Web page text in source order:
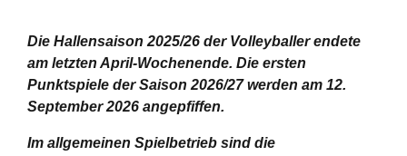
Die Hallensaison 2025/26 der Volleyballer endete
am letzten April-Wochenende. Die ersten
Punktspiele der Saison 2026/27 werden am 12.
September 2026 angepfiffen.
Im allgemeinen Spielbetrieb sind die